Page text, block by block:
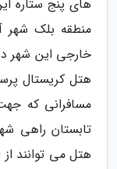
های پنج ستاره
منطقه بلک شهر
خارجی این شهر
هتل کریستال
مسافرانی که
تابستان راهی
هتل می توانند